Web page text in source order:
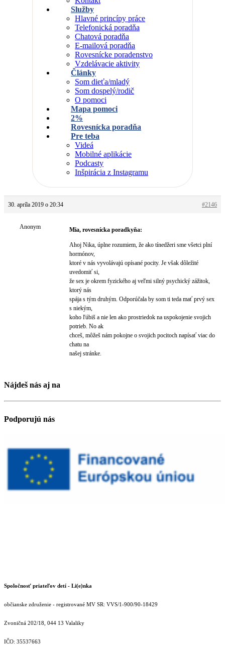
Služby
Hlavné princípy práce
Telefonická poradňa
Chatová poradňa
E-mailová poradňa
Rovesnícke poradenstvo
Vzdelávacie aktivity
Články
Som dieťa/mladý
Som dospelý/rodič
O pomoci
Mapa pomoci
2%
Rovesnícka poradňa
Pre teba
Videá
Mobilné aplikácie
Podcasty
Inšpirácia z Instagramu
30. apríla 2019 o 20:34 #2146
Anonym Mia, rovesnícka poradkyňa:
Ahoj Nika, úplne rozumiem, že ako tínedžeri sme všetci plní
hormónov,
ktoré v nás vyvolávajú opísané pocity. Je však dôležité
uvedomiť si,
že sex je okrem fyzického aj veľmi silný psychický zážitok,
ktorý nás
spája s tým druhým. Odporúčala by som ti teda mať prvý sex
s niekým,
koho ľúbiš a nie len ako prostriedok na uspokojenie svojich
potrieb. No ak
chceš, môžeš nám pokojne o svojich pocitoch napísať viac do
chatu na
našej stránke.
Nájdeš nás aj na
Podporujú nás
Spoločnosť priateľov detí - Li(e)nka
občianske združenie - registrované MV SR: VVS/1-900/90-18429
Zvoničná 202/18, 044 13 Valaliky
IČO: 35537663